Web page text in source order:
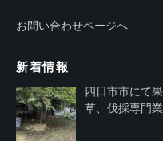
お問い合わせページへ
新着情報
四日市市にて
草、伐採専門